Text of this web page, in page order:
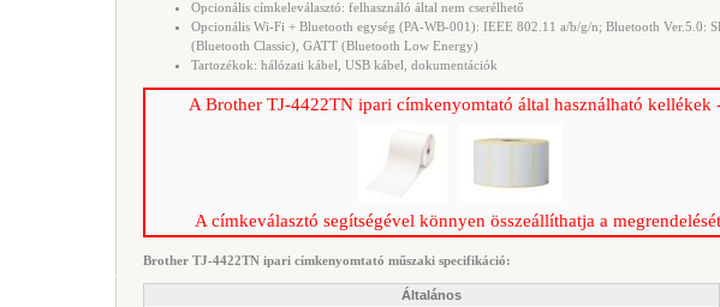
Opcionális címkeleválasztó: felhasználó által nem cserélhető
Opcionális Wi-Fi + Bluetooth egység (PA-WB-001): IEEE 802.11 a/b/g/n; Bluetooth Ver.5.0:
(Bluetooth Classic), GATT (Bluetooth Low Energy)
Tartozékok: hálózati kábel, USB kábel, dokumentációk
A Brother TJ-4422TN ipari címkenyomtató által használható kellékek
A címkeválasztó segítségével könnyen összeállíthatja a
Brother TJ-4422TN ipari címkenyomtató műszaki specifikáció:
Általános